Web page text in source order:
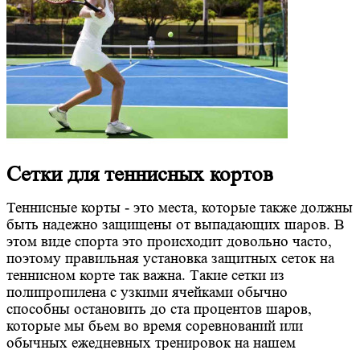
Сетки для теннисных кортов
Теннисные корты - это места, которые также должны
быть надежно защищены от выпадающих шаров. В
этом виде спорта это происходит довольно часто,
поэтому правильная установка защитных сеток на
теннисном корте так важна. Такие сетки из
полипропилена с узкими ячейками обычно
способны остановить до ста процентов шаров,
которые мы бьем во время соревнований или
обычных ежедневных тренировок на нашем